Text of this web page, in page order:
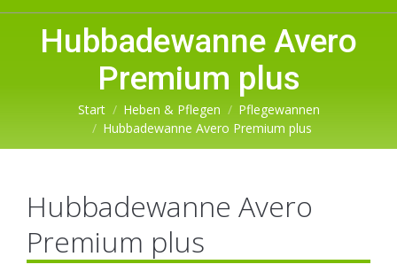
Hubbadewanne Avero
Premium plus
Sie befinden sich hier:
Start Heben & Pflegen
Pflegewannen
Hubbadewanne Avero Premium plus
Hubbadewanne Avero
Premium plus